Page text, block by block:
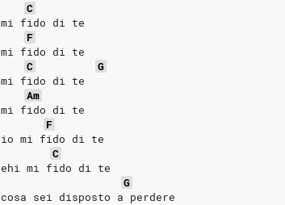
C
mi fido di te
F
mi fido di te
C
G
mi fido di te
Am
mi fido di te
F
io mi fido di te
C
ehi mi fido di te
G
cosa sei disposto a perdere